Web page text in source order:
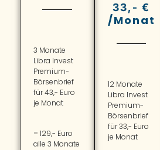
3 Monate
Libra Invest
Premium-
Börsenbrief
für 43,- Euro
je Monat
= 129,- Euro
alle 3 Monate
33,- €
/Monat
12 Monate
Libra Invest
Premium-
Börsenbrief
für 33,- Euro
je Monat